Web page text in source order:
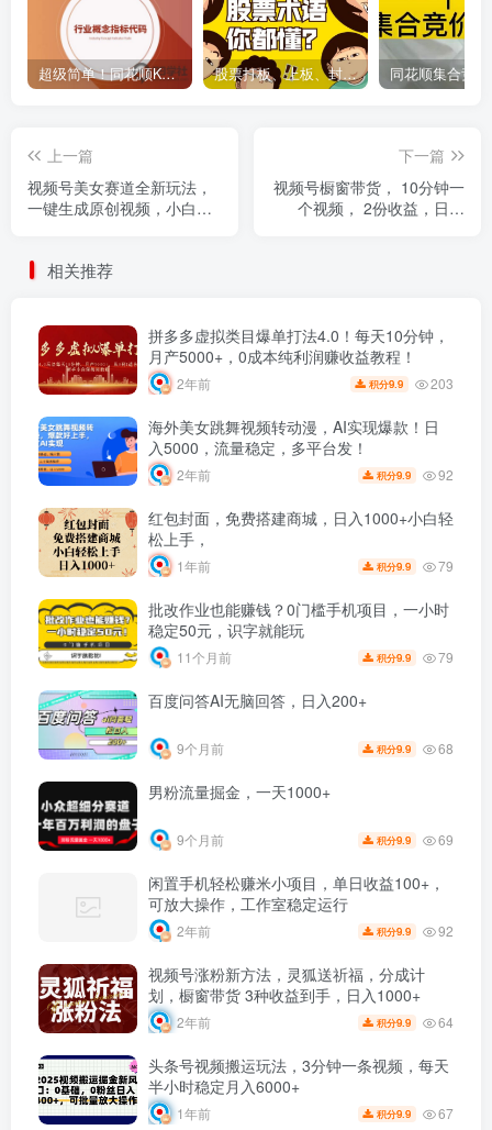
超级简单！同花顺K线界面显示行业概念指标代码图解 股票打板、上板、封板、翘板、炸板是什么意思？炒股你必须懂的暗语！
上一篇
视频号美女赛道全新玩法，
一键生成原创视频，小白也
下一篇
视频号橱窗带货， 10分钟一
个视频， 2份收益，日入
相关推荐
拼多多虚拟类目爆单打法4.0！每天10分钟，
月产5000+，0成本纯利润赚收益教程！
2年前 积分9.9 203
海外美女跳舞视频转动漫，AI实现爆款！日
入5000，流量稳定，多平台发！
2年前 积分9.9 92
红包封面，免费搭建商城，日入1000+小白轻
松上手，
1年前 积分9.9 79
批改作业也能赚钱？0门槛手机项目，一小时
稳定50元，识字就能玩
11个月前 积分9.9 79
百度问答AI无脑回答，日入200+
9个月前 积分9.9 68
男粉流量掘金，一天1000+
9个月前 积分9.9 69
闲置手机轻松赚米小项目，单日收益100+，
可放大操作，工作室稳定运行
2年前 积分9.9 92
视频号涨粉新方法，灵狐送祈福，分成计
划，橱窗带货 3种收益到手，日入1000+
2年前 积分9.9 64
头条号视频搬运玩法，3分钟一条视频，每天
半小时稳定月入6000+
1年前 积分9.9 67